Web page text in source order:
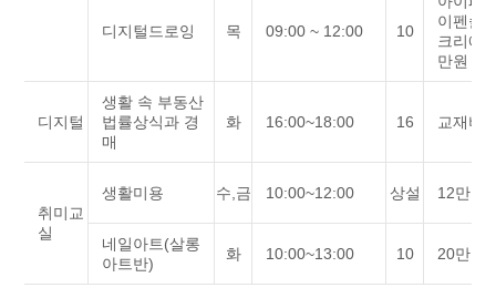
디지털드로잉 목 09:00 ~ 12:00 10
이펜슬,
크리에
만원 어
디지털
생활 속 부동산
법률상식과 경
매
화 16:00~18:00 16 교재비
취미교
실
생활미용 수,금 10:00~12:00 상설 12만원
네일아트(살롱
아트반)
화 10:00~13:00 10 20만원